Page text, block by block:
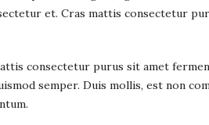
et. Cras mattis consectetur
consectetur purus sit amet
semper. Duis mollis, est non